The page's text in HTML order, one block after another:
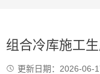
组合冷库施工
 更新日期： 2026-06-